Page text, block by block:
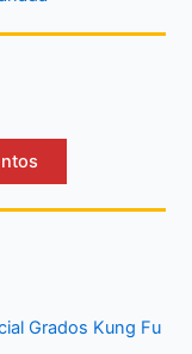
Grados Kung Fu